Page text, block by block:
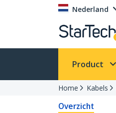
Nederland
Product
Home Kabels
Overzicht